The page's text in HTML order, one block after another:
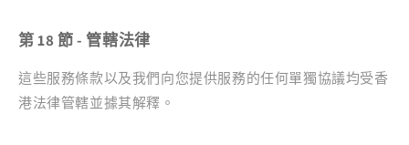
第 18 節 - 管轄法律
這些服務條款以及我們向您提供服務的任何單獨協議均受香
港法律管轄並據其解釋。